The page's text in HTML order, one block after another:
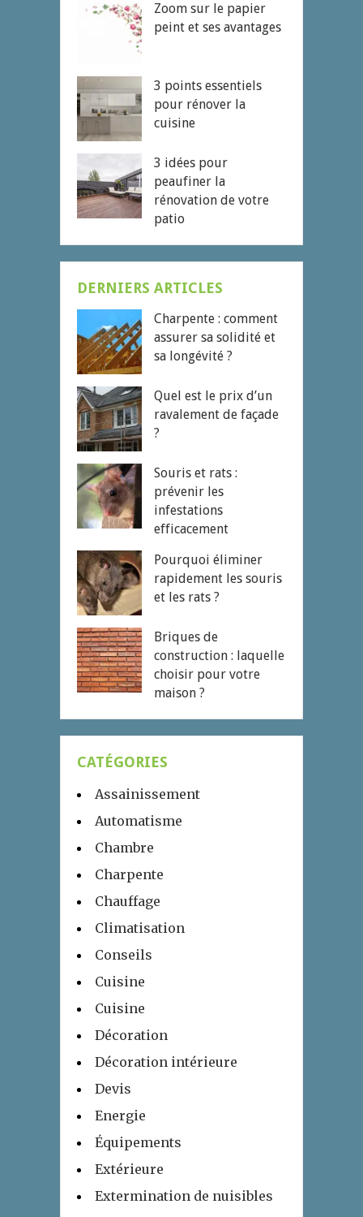
Zoom sur le papier
peint et ses avantages
3 points essentiels
pour rénover la
cuisine
3 idées pour
peaufiner la
rénovation de votre
patio
DERNIERS ARTICLES
Charpente : comment
assurer sa solidité et
sa longévité ?
Quel est le prix d’un
ravalement de façade
?
Souris et rats :
prévenir les
infestations
efficacement
Pourquoi éliminer
rapidement les souris
et les rats ?
Briques de
construction : laquelle
choisir pour votre
maison ?
CATÉGORIES
Assainissement
Automatisme
Chambre
Charpente
Chauffage
Climatisation
Conseils
Cuisine
Cuisine
Décoration
Décoration intérieure
Devis
Energie
Équipements
Extérieure
Extermination de nuisibles